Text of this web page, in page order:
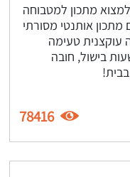
מתכון למטבוחה
אותנטי מסורתי
טעימה
במרקם ריבתי מושלם בכ-3 שעות בישול, חובה
78416